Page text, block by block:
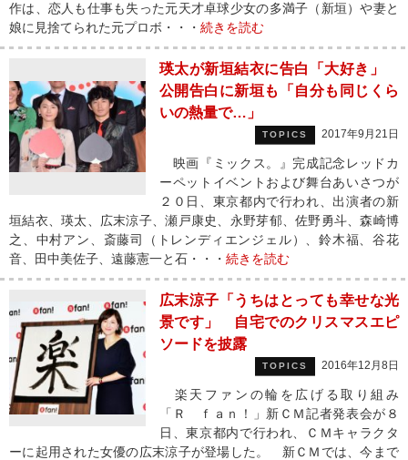
作は、恋人も仕事も失った元天才卓球少女の多満子（新垣）や妻と
娘に見捨てられた元プロボ・・・ 続きを読む
瑛太が新垣結衣に告白「大好き」
公開告白に新垣も「自分も同じくら
いの熱量で…」
TOPICS 2017年9月21日
映画『ミックス。』完成記念レッドカ
ーペットイベントおよび舞台あいさつが
２０日、東京都内で行われ、出演者の新
垣結衣、瑛太、広末涼子、瀬戸康史、永野芽郁、佐野勇斗、森崎博
之、中村アン、斎藤司（トレンディエンジェル）、鈴木福、谷花
音、田中美佐子、遠藤憲一と石・・・ 続きを読む
広末涼子「うちはとっても幸せな光
景です」 自宅でのクリスマスエピ
ソードを披露
TOPICS 2016年12月8日
楽天ファンの輪を広げる取り組み
「Ｒ ｆａｎ！」新ＣＭ記者発表会が８
日、東京都内で行われ、ＣＭキャラクタ
ーに起用された女優の広末涼子が登場した。 新ＣＭでは、今まで